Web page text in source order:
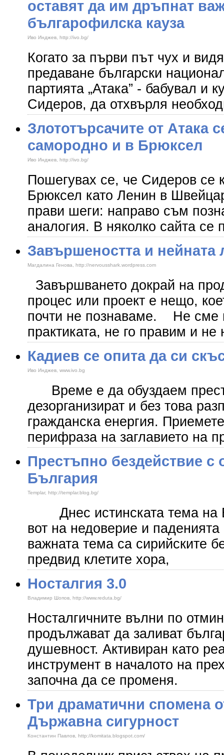
оставят да им дръпнат
българофилска кауза
Иво Инджев, http://ivo.bg/
Когато за първи път чух и
предаване български
партията „Атака” - бабувал и
Сидеров, да отхвърля
Злототърсачите от Атака
самородно и в Брюксел
Иво Инджев, http://ivo.bg/
Пошегувах се, че Сидеров се
Брюксел като Ленин в
прави шеги: направо съм
аналогия. В няколко сайта
Завършеността и нейната
Магдалина Генова, http://nervousshark.wordpress.com
Завършването докрай на
процес или проект е нещо,
почти не познаваме. Не сме
практиката, не го правим и не
Кадиев се опита да си
Иво Инджев, www.ivo.bg
Време е да обуздаем
дезорганизират и без това
гражданска енергия.
перифраза на заглавието на
Престъпно бездействие с
България
Templar, http://templar.blog.bg/
Днес истинската тема на
вот на недоверие и паденията
важната тема са сирийските
предвид клетите хора,
Носталгия 3.0
Владимир Шопов, http://www.reduta.bg/
Носталгичните вълни по
продължават да заливат
душевност. Активиран като
инструмент в началото на
започна да се променя.
Три драматични спомена
Държавна сигурност
Константин Павлов, http://komitata.blogspot.com/